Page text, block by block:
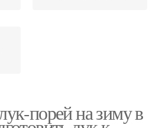
порей на зиму в